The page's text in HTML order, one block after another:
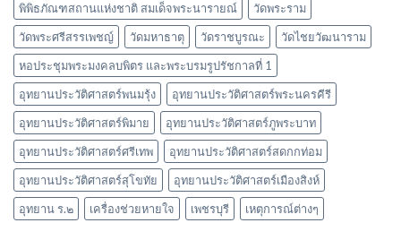
พิพิธภัณฑสถานแห่งชาติ สมเด็จพระนารายณ์
วัดพระราม
วัดพระศรีสรรเพชญ์
วัดมหาธาตุ วัดราชบูรณะ
วัดไชยวัฒนาราม
หอประชุมพระมงคลบพิตร และพระบรมรูปรัชกาลที่ 1
อุทยานประวัติศาสตร์พนมรุ้ง
อุทยานประวัติศาสตร์พระนครคีรี
อุทยานประวัติศาสตร์พิมาย
อุทยานประวัติศาสตร์ภูพระบาท
อุทยานประวัติศาสตร์ศรีเทพ
อุทยานประวัติศาสตร์สดกกท่อม
อุทยานประวัติศาสตร์สุโขทัย
อุทยานประวัติศาสตร์เมืองสิงห์
อุทยาน ร.๒
เครื่องช่วยหายใจ เพชรบุรี เหตุการณ์ต่างๆ